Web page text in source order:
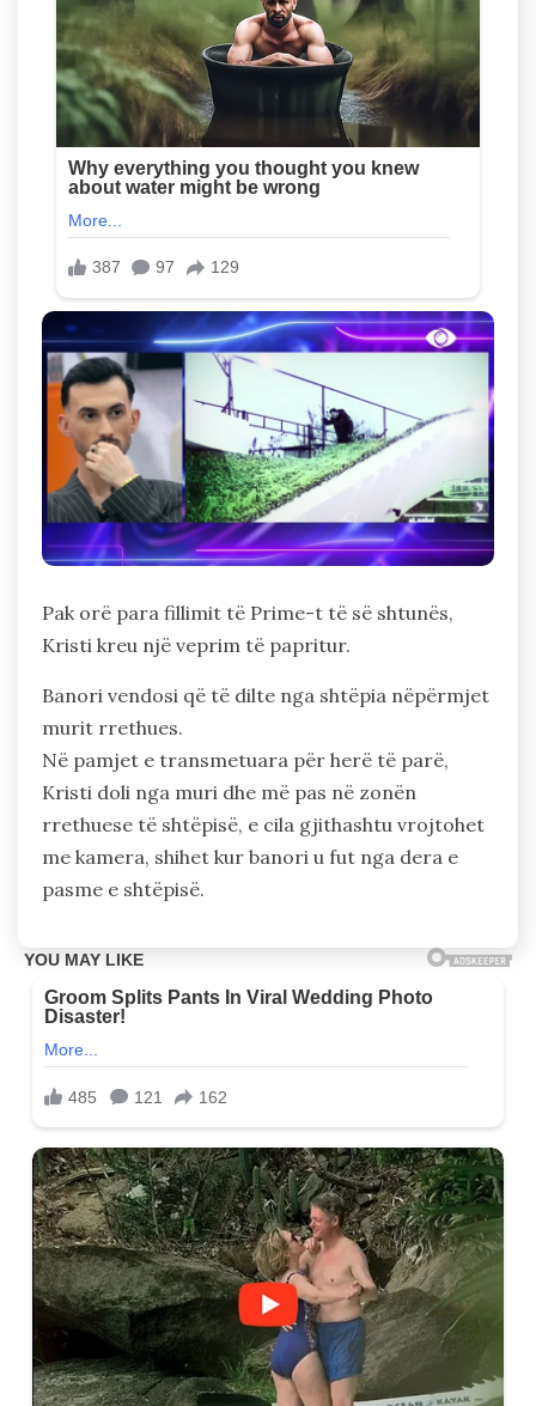
Pak orë para fillimit të Prime-t të së shtunës,
Kristi kreu një veprim të papritur.
Banori vendosi që të dilte nga shtëpia nëpërmjet
murit rrethues.
Në pamjet e transmetuara për herë të parë,
Kristi doli nga muri dhe më pas në zonën
rrethuese të shtëpisë, e cila gjithashtu vrojtohet
me kamera, shihet kur banori u fut nga dera e
pasme e shtëpisë.